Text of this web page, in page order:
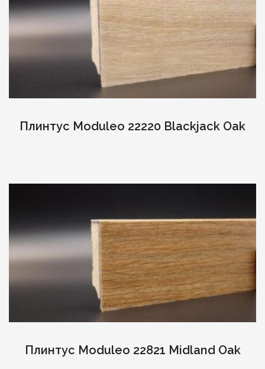
Плинтус Moduleo 22220 Blackjack Oak
Плинтус Moduleo 22821 Midland Oak